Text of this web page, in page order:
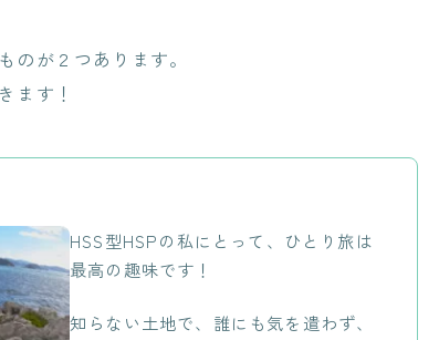
のが２つあります。
ます！
HSS型HSPの私にとって、ひとり旅は
最高の趣味です！
知らない土地で、誰にも気を遣わず、